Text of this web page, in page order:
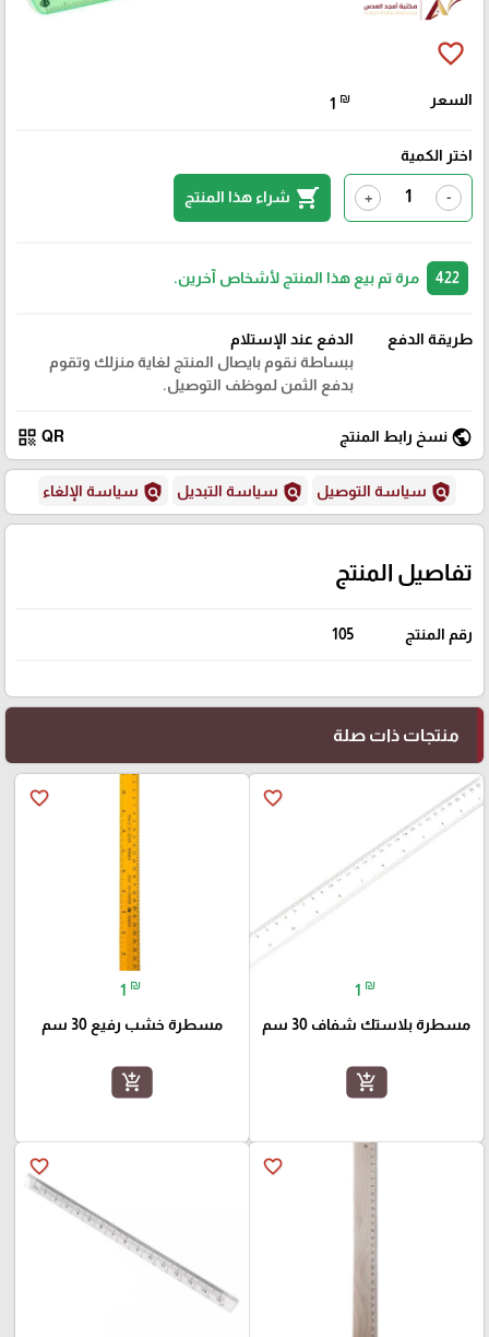
favorite_border
السعر 1 ₪
اختر الكمية
-
+
shopping_cart شراء هذا المنتج
مرة تم بيع هذا المنتج لأشخاص آخرين.
طريقة الدفع
الدفع عند الإستلام
ببساطة نقوم بايصال المنتج لغاية منزلك وتقوم
بدفع الثمن لموظف التوصيل.
public نسخ رابط المنتج QR
qr_code
policy سياسة التوصيل policy سياسة التبديل policy سياسة الإلغاء
تفاصيل المنتج
رقم المنتج 105
منتجات ذات صلة
favorite_border
1 ₪
مسطرة بلاستك شفاف 30 سم
add_shopping_cart
favorite_border
1 ₪
مسطرة خشب رفيع 30 سم
add_shopping_cart
favorite_border
favorite_border